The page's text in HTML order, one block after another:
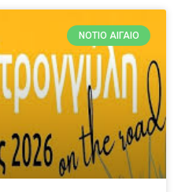
ΝΌΤΙΟ ΑΙΓΑΊΟ